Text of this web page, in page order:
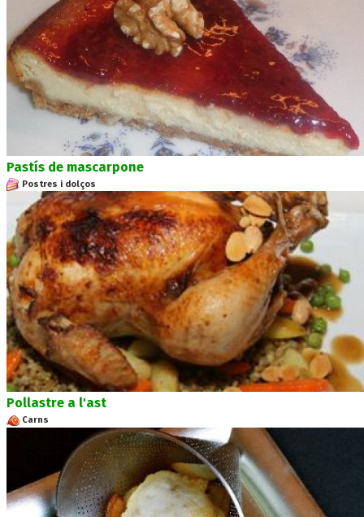
Pastís de mascarpone
Postres i dolços
Pollastre a l'ast
Carns